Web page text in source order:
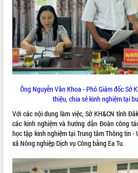
Rà soát, hoàn thiện hệ thống thiết chế
văn hóa, thể thao đáp ứng yêu cầu
phát triển mới
Thường trực HĐND tỉnh Đắk Lắk gặp
mặt Đoàn chuyên gia y tế TP. Hồ Chí
Minh
Lễ truy điệu và an táng hài cốt liệt sĩ
Bàn giải pháp tháo gỡ khó khăn trong
xuất khẩu sầu riêng và triển khai quy
định EUDR
Thứ trưởng Bộ Nông nghiệp và Môi
trường Nguyễn Hoàng Hiệp khảo sát
vùng trồng và doanh nghiệp đóng gói
Trình diễn nghệ thuật chế biến các
Ông Nguyễn Văn Khoa - Phó Giám đốc Sở
thiệu, chia sẻ kinh nghiệm tại
Với các nội dung làm việc, Sở KH&CN tỉnh
các kinh nghiệm và hướng dẫn Đoàn công
học tập kinh nghiệm tại Trung tâm Thông tin -
xã Nông nghiệp Dịch vụ Công bằng Ea Tu.